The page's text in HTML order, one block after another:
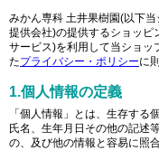
みかん専科 土井果樹園(以下当
提供会社)の提供するショッ
サービス)を利用して当ショッ
たプライバシー・ポリシーに
1.個人情報の定義
「個人情報」とは、生存する
氏名、生年月日その他の記述
の、及び他の情報と容易に照